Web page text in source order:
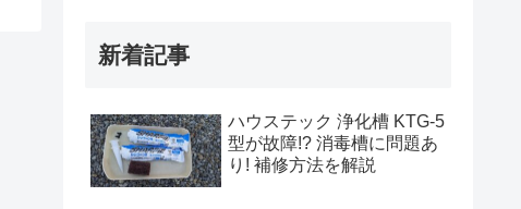
新着記事
ハウステック 浄化槽 KTG-5
型が故障!? 消毒槽に問題あ
り! 補修方法を解説